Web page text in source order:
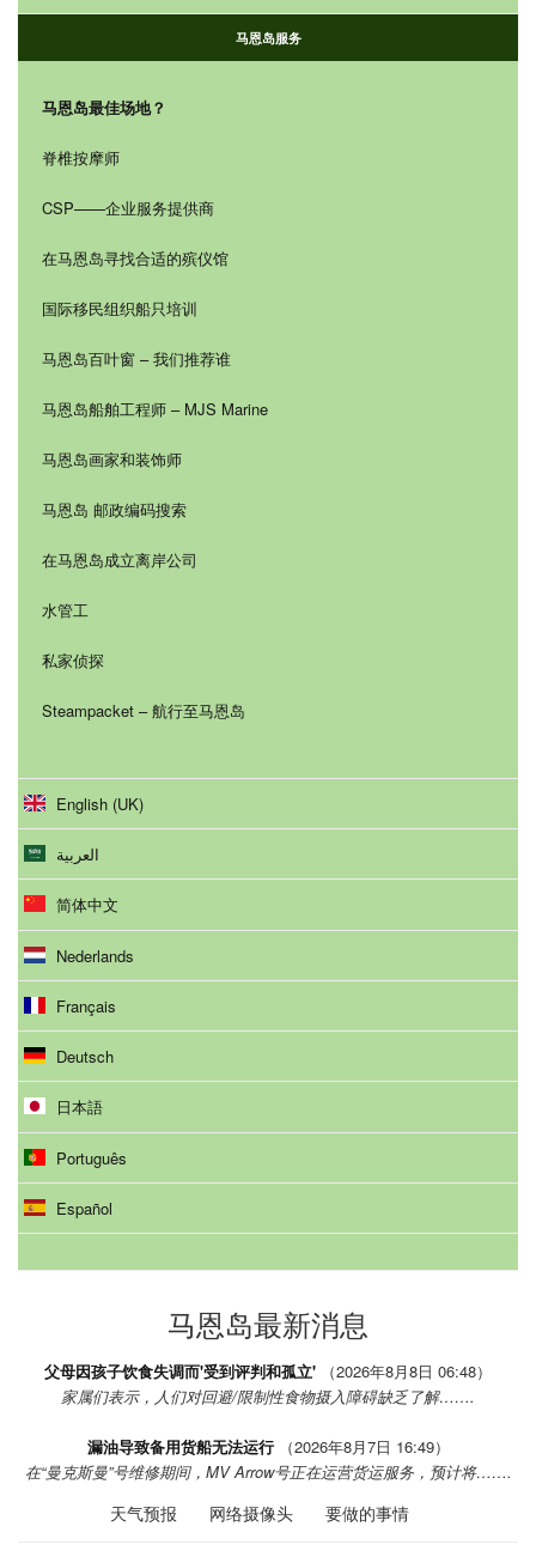
马恩岛服务
马恩岛最佳场地？
脊椎按摩师
CSP——企业服务提供商
在马恩岛寻找合适的殡仪馆
国际移民组织船只培训
马恩岛百叶窗 – 我们推荐谁
马恩岛船舶工程师 – MJS Marine
马恩岛画家和装饰师
马恩岛 邮政编码搜索
在马恩岛成立离岸公司
水管工
私家侦探
Steampacket – 航行至马恩岛
English (UK)
العربية
简体中文
Nederlands
Français
Deutsch
日本語
Português
Español
马恩岛最新消息
父母因孩子饮食失调而'受到评判和孤立' （2026年8月8日 06:48）
家属们表示，人们对回避/限制性食物摄入障碍缺乏了解…….
漏油导致备用货船无法运行（2026年8月7日 16:49）
在“曼克斯曼”号维修期间，MV Arrow号正在运营货运服务，预计将…….
天气预报 网络摄像头 要做的事情